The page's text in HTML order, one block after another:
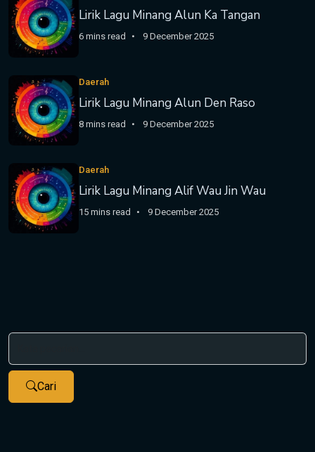
Lirik Lagu Minang Alun Ka Tangan
6 mins read 9 December 2025
Daerah
Lirik Lagu Minang Alun Den Raso
8 mins read 9 December 2025
Daerah
Lirik Lagu Minang Alif Wau Jin Wau
15 mins read 9 December 2025
Cari